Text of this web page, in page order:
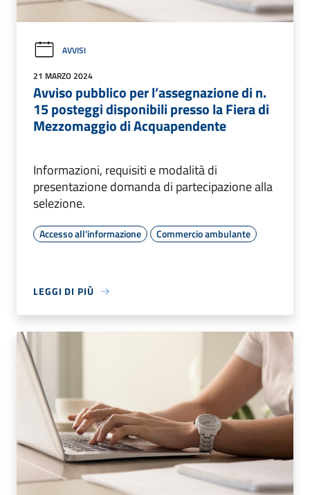
AVVISI
21 MARZO 2024
Avviso pubblico per l’assegnazione di n.
15 posteggi disponibili presso la Fiera di
Mezzomaggio di Acquapendente
Informazioni, requisiti e modalità di
presentazione domanda di partecipazione alla
selezione.
Accesso all'informazione Commercio ambulante
LEGGI DI PIÙ